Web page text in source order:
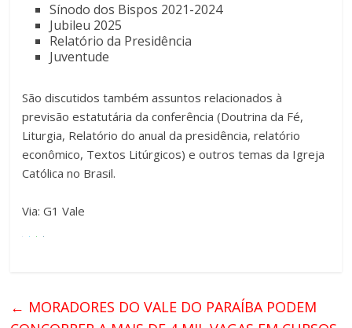
Sínodo dos Bispos 2021-2024
Jubileu 2025
Relatório da Presidência
Juventude
São discutidos também assuntos relacionados à
previsão estatutária da conferência (Doutrina da Fé,
Liturgia, Relatório do anual da presidência, relatório
econômico, Textos Litúrgicos) e outros temas da Igreja
Católica no Brasil.
Via: G1 Vale
← MORADORES DO VALE DO PARAÍBA PODEM